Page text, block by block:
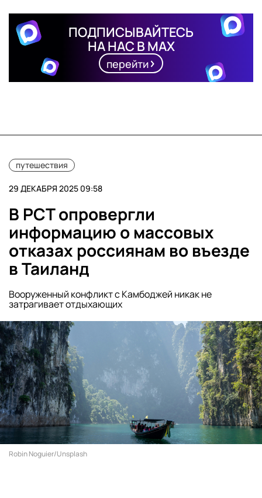
ПОДПИСЫВАЙТЕСЬ
НА НАС В MAX
перейти
путешествия
29 ДЕКАБРЯ 2025 09:58
В РСТ опровергли
информацию о массовых
отказах россиянам во въезде
в Таиланд
Вооруженный конфликт с Камбоджей никак не
затрагивает отдыхающих
Robin Noguier/Unsplash